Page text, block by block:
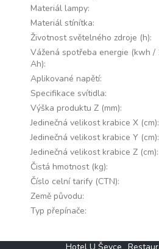
Materiál lampy:
Materiál stínítka:
Životnost světelného zdroje (h):
Vážená spotřeba energie (kwh /
Ah):
Aplikované napětí:
Specifikace svítidla:
Výška produktu Z (mm):
Jedinečná velikost krabice X (cm):
Jedinečná velikost krabice Y (cm):
Jedinečná velikost krabice Z (cm):
Čistá hmotnost (kg):
Číslo celní tarify (CTN):
Země původu:
Typ přepínače:
Hotel U Ševce